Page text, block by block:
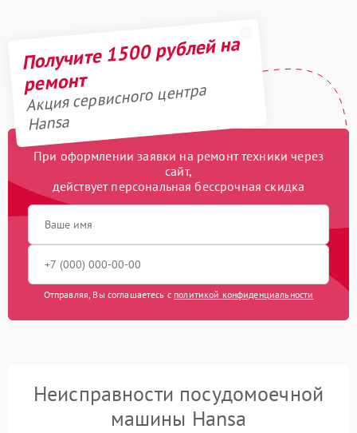
Получите 1500 рублей на
ремонт
Акция сервисного центра
Hansa
При оформлении заявки на ремонт техники через
сайт,
действует персональная бессрочная скидка
Отправляя, Вы соглашаетесь с политикой конфиденциальности
Неисправности посудомоечной
машины Hansa